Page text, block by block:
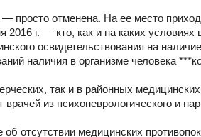
— просто отменена. На ее место
г. — кто, как и на каких условиях
освидетельствования на
наличия в организме человека
так и в районных
из психоневрологического и
отсутствии медицинских